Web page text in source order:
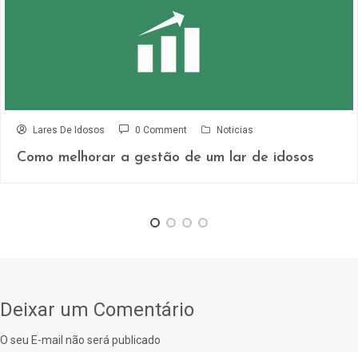
Lares De Idosos 0 Comment Noticias
Como melhorar a gestão de um lar de idosos
Deixar um Comentário
O seu E-mail não será publicado